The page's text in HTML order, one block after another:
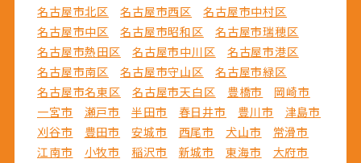
名古屋市北区
名古屋市西区
名古屋市中村区
名古屋市中区
名古屋市昭和区
名古屋市瑞穂区
名古屋市熱田区
名古屋市中川区
名古屋市港区
名古屋市南区
名古屋市守山区
名古屋市緑区
名古屋市名東区
名古屋市天白区 豊橋市
岡崎市
一宮市
瀬戸市 半田市 春日井市 豊川市
津島市
刈谷市
豊田市 安城市 西尾市 犬山市
常滑市
江南市
小牧市 稲沢市 新城市 東海市
大府市